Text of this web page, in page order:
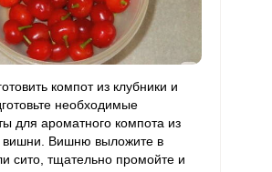
0 3 мкг 0
69 мкг 90 мкг 6.2 51.1
компот из клубники и
необходимые
для ароматного компота из
вишни. Вишню выложите в
сито, тщательно промойте и